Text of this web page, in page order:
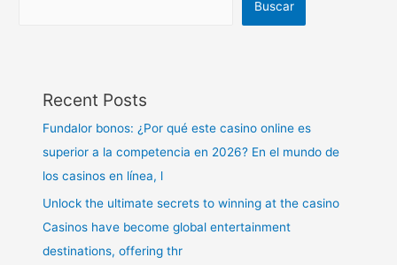
Buscar
Recent Posts
Fundalor bonos: ¿Por qué este casino online es
superior a la competencia en 2026? En el mundo de
los casinos en línea, l
Unlock the ultimate secrets to winning at the casino
Casinos have become global entertainment
destinations, offering thr